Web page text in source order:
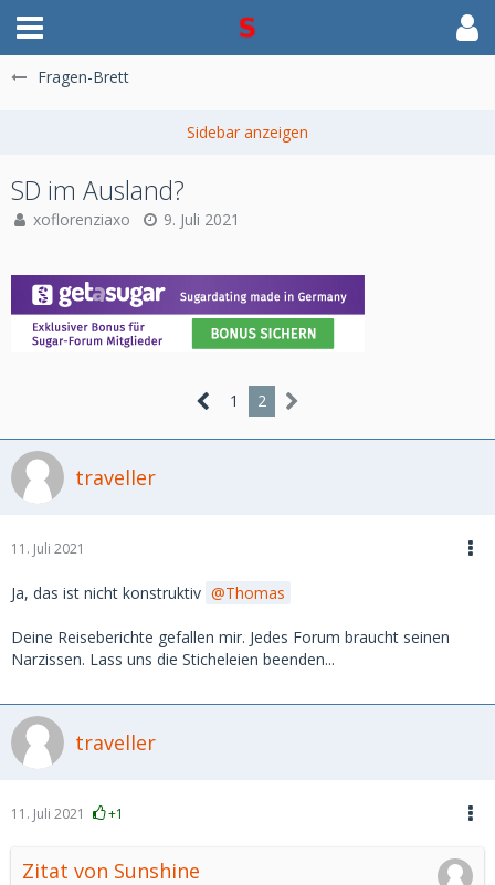
Fragen-Brett
SD im Ausland?
xoflorenziaxo 9. Juli 2021
1 2
traveller
11. Juli 2021
Ja, das ist nicht konstruktiv Thomas
Deine Reiseberichte gefallen mir. Jedes Forum braucht seinen
Narzissen. Lass uns die Sticheleien beenden...
traveller
11. Juli 2021 +1
Zitat von Sunshine